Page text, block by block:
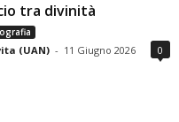
tra divinità
(UAN) - 11 Giugno 2026 0